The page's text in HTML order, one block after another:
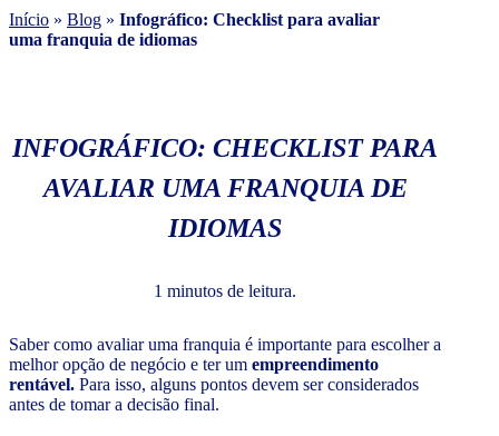
Início » Blog » Infográfico: Checklist para avaliar
uma franquia de idiomas
INFOGRÁFICO: CHECKLIST PARA
AVALIAR UMA FRANQUIA DE
IDIOMAS
1 minutos de leitura.
Saber como avaliar uma franquia é importante para escolher a
melhor opção de negócio e ter um empreendimento
rentável. Para isso, alguns pontos devem ser considerados
antes de tomar a decisão final.